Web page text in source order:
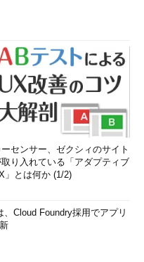
ーセンサー、ゼクシィのサイト
り入れている「アダプティブ
」とは何か (1/2)
Cloud Foundry採用でアプリ